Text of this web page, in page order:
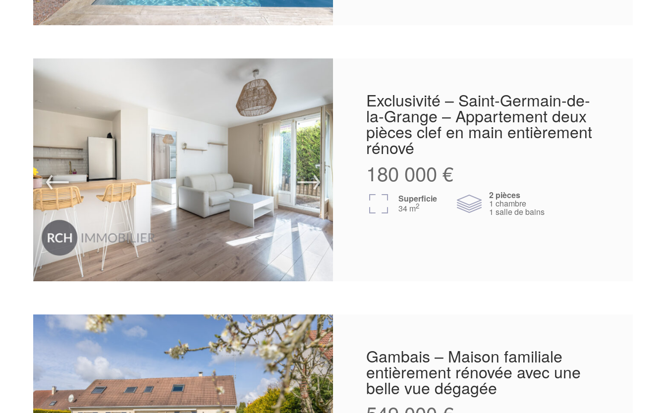
Exclusivité – Saint-Germain-de-
la-Grange – Appartement deux
pièces clef en main entièrement
rénové
180 000 €
Superficie
34 m2
2 pièces
1 chambre
1 salle de bains
Gambais – Maison familiale
entièrement rénovée avec une
belle vue dégagée